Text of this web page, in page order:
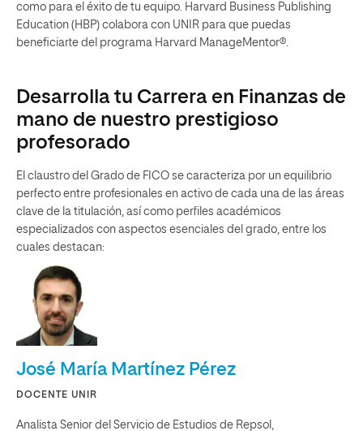
como para el éxito de tu equipo. Harvard Business Publishing
Education (HBP) colabora con UNIR para que puedas
beneficiarte del programa Harvard ManageMentor®.
Desarrolla tu Carrera en Finanzas de
mano de nuestro prestigioso
profesorado
El claustro del Grado de FICO se caracteriza por un equilibrio
perfecto entre profesionales en activo de cada una de las áreas
clave de la titulación, así como perfiles académicos
especializados con aspectos esenciales del grado, entre los
cuales destacan:
José María Martínez Pérez
DOCENTE UNIR
Analista Senior del Servicio de Estudios de Repsol,